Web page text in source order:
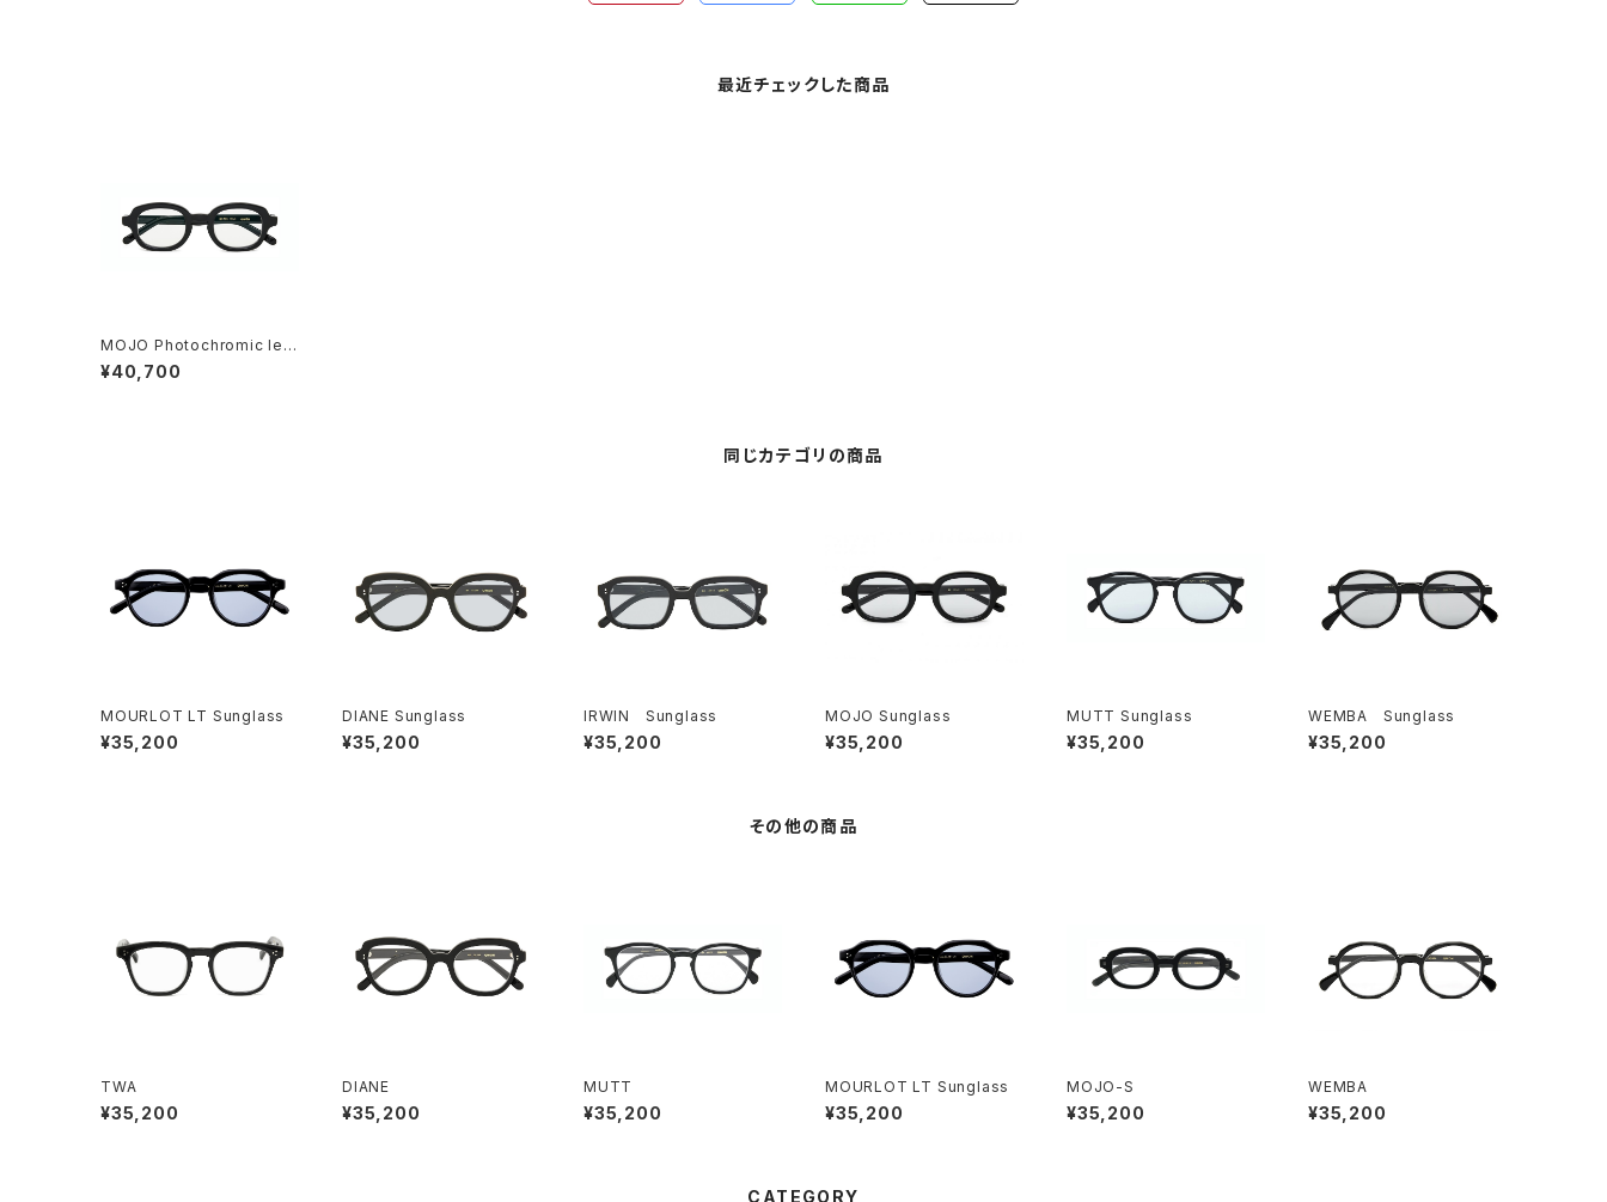
最近チェックした商品
MOJO Photochromic len
s
¥40,700
同じカテゴリの商品
MOURLOT LT Sunglass
¥35,200
DIANE Sunglass
¥35,200
IRWIN Sunglass
¥35,200
MOJO Sunglass
¥35,200
MUTT Sunglass
¥35,200
WEMBA Sunglass
¥35,200
その他の商品
TWA
¥35,200
DIANE
¥35,200
MUTT
¥35,200
MOURLOT LT Sunglass
¥35,200
MOJO-S
¥35,200
WEMBA
¥35,200
CATEGORY